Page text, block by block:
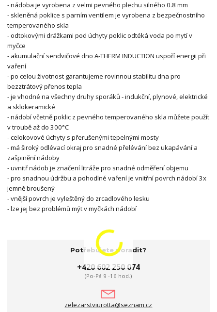
- nádoba je vyrobena z velmi pevného plechu silného 0.8 mm
- skleněná poklice s parním ventilem je vyrobena z bezpečnostního
temperovaného skla
- odtokovými drážkami pod úchyty poklic odtéká voda po mytí v
myčce
- akumulační sendvičové dno A-THERM INDUCTION uspoří energii při
vaření
- po celou životnost garantujeme rovinnou stabilitu dna pro
bezztrátový přenos tepla
- je vhodné na všechny druhy sporáků - indukční, plynové, elektrické
a sklokeramické
- nádobí včetně poklic z pevného temperovaného skla můžete použít
v troubě až do 300°C
- celokovové úchyty s přerušenými tepelnými mosty
- má široký odlévací okraj pro snadné přelévání bez ukapávání a
zašpinění nádoby
- uvnitř nádob je značení litráže pro snadné odměření objemu
- pro snadnou údržbu a pohodlné vaření je vnitřní povrch nádobí 3x
jemně broušený
- vnější povrch je vyleštěný do zrcadlového lesku
- lze jej bez problémů mýt v myčkách nádobí
Potřebujete poradit?
+420 602 250 074
(Po-Pá 9 -16 hod.)
zelezarstviurotta@seznam.cz